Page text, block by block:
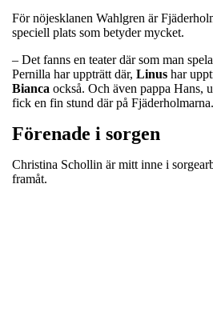
För nöjesklanen Wahlgren är
speciell plats som betyder mycket.
– Det fanns en teater där som man
Pernilla har uppträtt där, Linus har
Bianca också. Och även pappa Hans,
fick en fin stund där på Fjäderholmarna.
Förenade i sorgen
Christina Schollin är mitt inne i
framåt.